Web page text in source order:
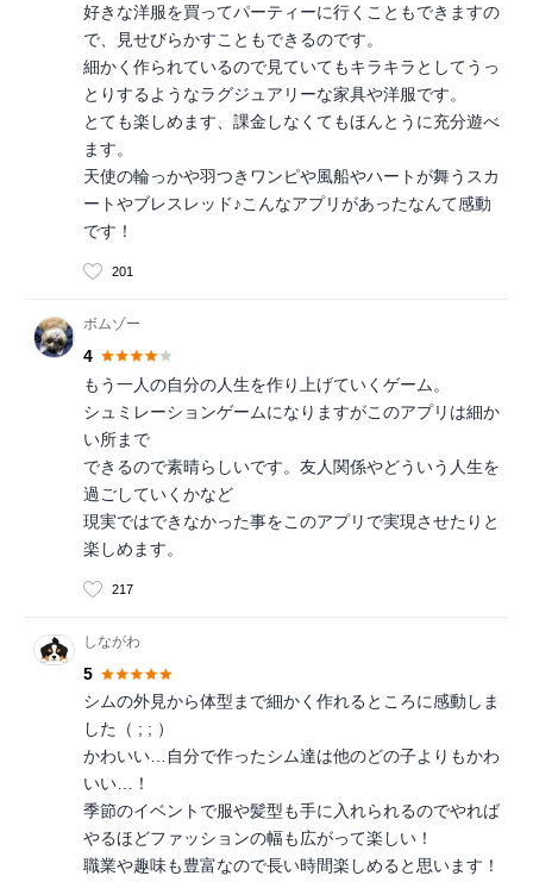
好きな洋服を買ってパーティーに行くこともできますの
で、見せびらかすこともできるのです。
細かく作られているので見ていてもキラキラとしてうっ
とりするようなラグジュアリーな家具や洋服です。
とても楽しめます、課金しなくてもほんとうに充分遊べ
ます。
天使の輪っかや羽つきワンピや風船やハートが舞うスカ
ートやブレスレッド♪こんなアプリがあったなんて感動
です！
201
ボムゾー
4
もう一人の自分の人生を作り上げていくゲーム。
シュミレーションゲームになりますがこのアプリは細か
い所まで
できるので素晴らしいです。友人関係やどういう人生を
過ごしていくかなど
現実ではできなかった事をこのアプリで実現させたりと
楽しめます。
217
しながわ
5
シムの外見から体型まで細かく作れるところに感動しま
した（ ; ; ）
かわいい…自分で作ったシム達は他のどの子よりもかわ
いい…！
季節のイベントで服や髪型も手に入れられるのでやれば
やるほどファッションの幅も広がって楽しい！
職業や趣味も豊富なので長い時間楽しめると思います！